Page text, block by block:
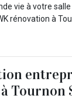
vie à votre salle
rénovation à
Tournon